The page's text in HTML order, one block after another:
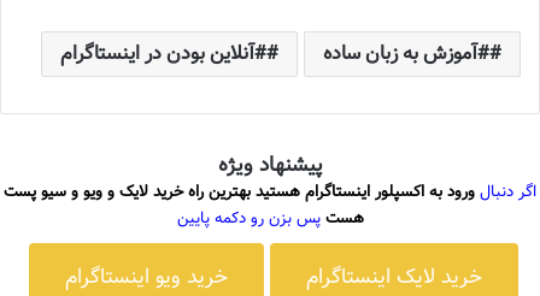
#آموزش به زبان ساده #آنلاین بودن در اینستاگرام
پیشنهاد ویژه
اگر دنبالورود به اکسپلور اینستاگرام هستید بهترین راه خرید لایک و ویو و سیو پست
هستپس بزن رو دکمه پایین
خرید لایک اینستاگرام خرید ویو اینستاگرام